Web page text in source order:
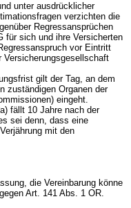
unter ausdrücklicher
verzichten die
Regressansprüchen
für sich und ihre Versicherten
vor Eintritt
Versicherungsgesellschaft
gilt der Tag, an dem
zuständigen Organen der
eingeht.
fällt 10 Jahre nach der
sei denn, dass eine
mit den
die Vereinbarung könne
Art. 141 Abs. 1 OR.